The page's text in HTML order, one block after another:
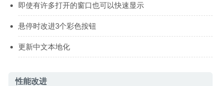
即使有许多打开的窗口也可以快速显示
悬停时改进3个彩色按钮
更新中文本地化
性能改进